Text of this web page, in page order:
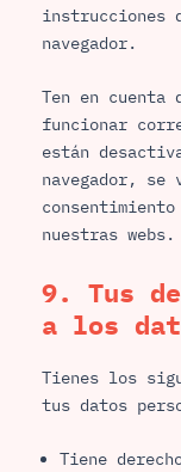
instrucciones
navegador.
Ten en cuenta
funcionar
están
navegador, se
nuestras webs.
9. Tus
a los
Tienes los
tus datos
Tiene